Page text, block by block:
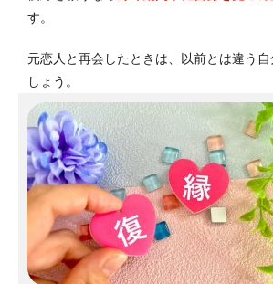
す。
元恋人と再会したときは、以前とは違う
しょう。